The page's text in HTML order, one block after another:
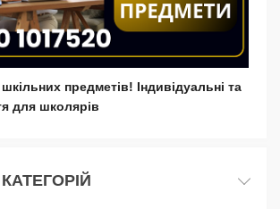
предметів! Індивідуальні та
для школярів